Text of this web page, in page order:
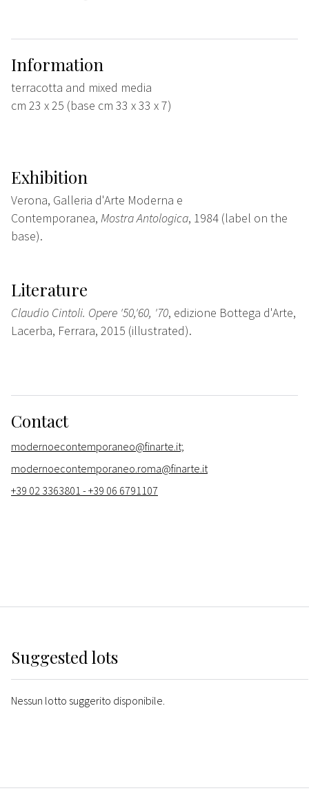
Information
terracotta and mixed media
cm 23 x 25 (base cm 33 x 33 x 7)
Exhibition
Verona, Galleria d'Arte Moderna e
Contemporanea, Mostra Antologica, 1984 (label on the
base).
Literature
Claudio Cintoli. Opere '50,'60, '70, edizione Bottega d'Arte,
Lacerba, Ferrara, 2015 (illustrated).
Contact
modernoecontemporaneo@finarte.it;
modernoecontemporaneo.roma@finarte.it
+39 02 3363801 - +39 06 6791107
Suggested lots
Nessun lotto suggerito disponibile.